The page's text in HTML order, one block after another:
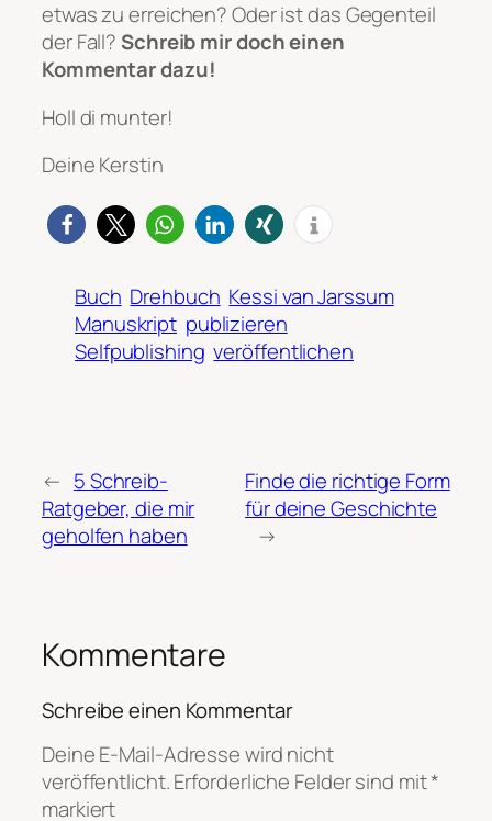
etwas zu erreichen? Oder ist das Gegenteil
der Fall?Schreib mir doch einen
Kommentar dazu!
Holl di munter!
Deine Kerstin
Buch Drehbuch Kessi van Jarssum
Manuskript publizieren
Selfpublishing veröffentlichen
← 5 Schreib-
Ratgeber, die mir
geholfen haben
Finde die richtige Form
für deine Geschichte
→
Kommentare
Schreibe einen Kommentar
Deine E-Mail-Adresse wird nicht
veröffentlicht.Erforderliche Felder sind mit*
markiert